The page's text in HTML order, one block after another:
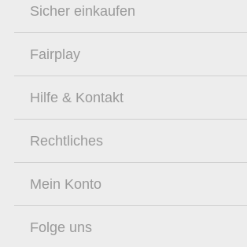
Sicher einkaufen
Fairplay
Hilfe & Kontakt
Rechtliches
Mein Konto
Folge uns